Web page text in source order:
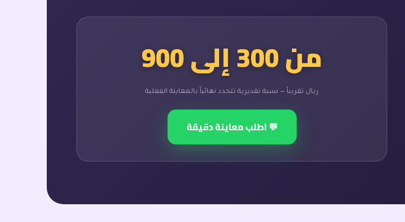
من 300 إلى 900
ريال تقريباً — نسبة تقديرية تتحدد نهائياً بالمعاينة الفعلية
💬 اطلب معاينة دقيقة